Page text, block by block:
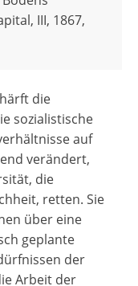
III, 1867,
die
sozialistische
auf
verändert,
die
retten. Sie
über eine
geplante
der
Arbeit der